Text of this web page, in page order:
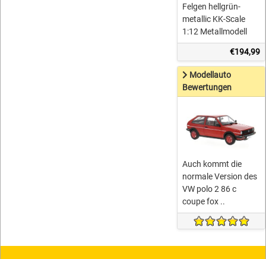
Felgen hellgrün-
metallic KK-Scale
1:12 Metallmodell
€194,99
Modellauto
Bewertungen
Auch kommt die
normale Version des
VW polo 2 86 c
coupe fox ..